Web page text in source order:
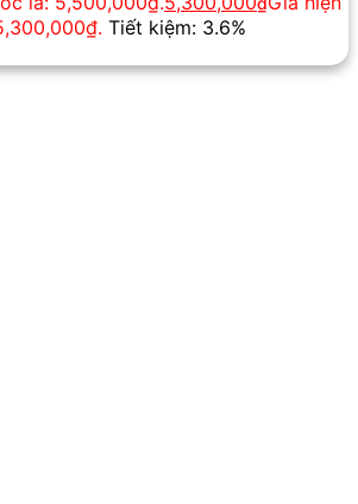
Tiết kiệm: 3.6%